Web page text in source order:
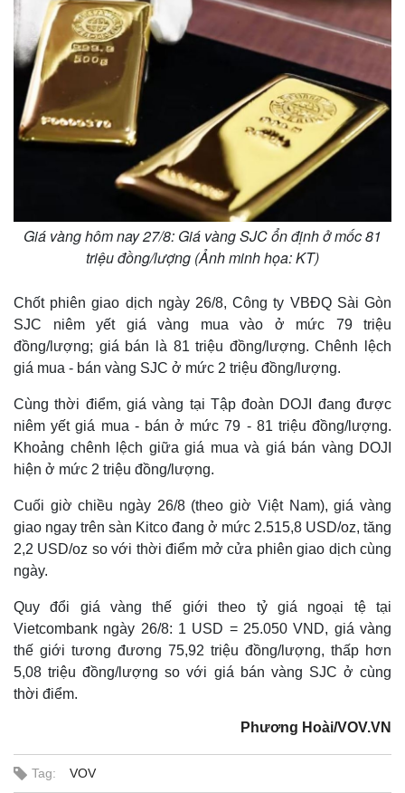
Thế giới
Quan sát
Cuộc sống đó đây
Hồ sơ
Multimedia
Video
Infographic
Giá vàng hôm nay 27/8: Giá vàng SJC ổn định ở mốc 81
triệu đồng/lượng (Ảnh minh họa: KT)
Chốt phiên giao dịch ngày 26/8, Công ty VBĐQ Sài Gòn
SJC niêm yết giá vàng mua vào ở mức 79 triệu
đồng/lượng; giá bán là 81 triệu đồng/lượng. Chênh lệch
giá mua - bán vàng SJC ở mức 2 triệu đồng/lượng.
Cùng thời điểm, giá vàng tại Tập đoàn DOJI đang được
niêm yết giá mua - bán ở mức 79 - 81 triệu đồng/lượng.
Khoảng chênh lệch giữa giá mua và giá bán vàng DOJI
hiện ở mức 2 triệu đồng/lượng.
Cuối giờ chiều ngày 26/8 (theo giờ Việt Nam), giá vàng
giao ngay trên sàn Kitco đang ở mức 2.515,8 USD/oz, tăng
2,2 USD/oz so với thời điểm mở cửa phiên giao dịch cùng
ngày.
Quy đổi giá vàng thế giới theo tỷ giá ngoại tệ tại
Vietcombank ngày 26/8: 1 USD = 25.050 VND, giá vàng
thế giới tương đương 75,92 triệu đồng/lượng, thấp hơn
5,08 triệu đồng/lượng so với giá bán vàng SJC ở cùng
thời điểm.
Phương Hoài/VOV.VN
Tag: VOV